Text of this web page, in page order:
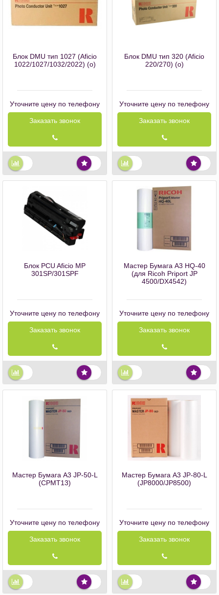
Блок DMU тип 1027 (Aficio
1022/1027/1032/2022) (o)
Уточните цену по телефону
Заказать звонок
Блок DMU тип 320 (Aficio
220/270) (o)
Уточните цену по телефону
Заказать звонок
Блок PCU Aficio MP
301SP/301SPF
Уточните цену по телефону
Заказать звонок
Мастер Бумага А3 HQ-40
(для Ricoh Priport JP
4500/DX4542)
Уточните цену по телефону
Заказать звонок
Мастер Бумага А3 JP-50-L
(CPMT13)
Уточните цену по телефону
Заказать звонок
Мастер Бумага А3 JP-80-L
(JP8000/JP8500)
Уточните цену по телефону
Заказать звонок